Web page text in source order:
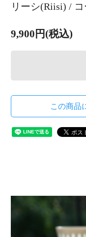
リーシ(Riisi) /
9,900円(税込)
この商品